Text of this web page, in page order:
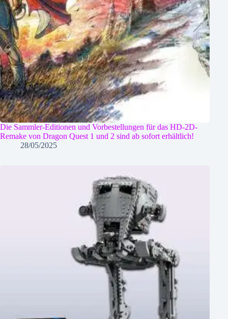
Die Sammler-Editionen und Vorbestellungen für das HD-2D-
Remake von Dragon Quest 1 und 2 sind ab sofort erhältlich!
28/05/2025